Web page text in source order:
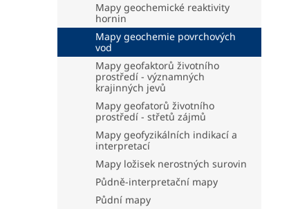
Mapy geochemické reaktivity
hornin
Mapy geochemie povrchových
vod
Mapy geofaktorů životního
prostředí - významných
krajinných jevů
Mapy geofatorů životního
prostředí - střetů zájmů
Mapy geofyzikálních indikací a
interpretací
Mapy ložisek nerostných surovin
Půdně-interpretační mapy
Půdní mapy